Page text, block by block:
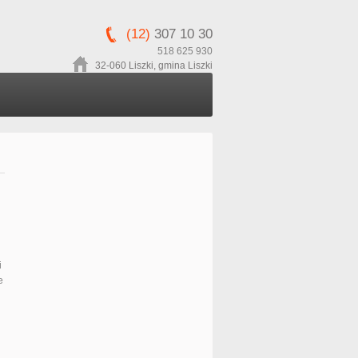
(12) 307 10 30
518 625 930
32-060 Liszki, gmina Liszki